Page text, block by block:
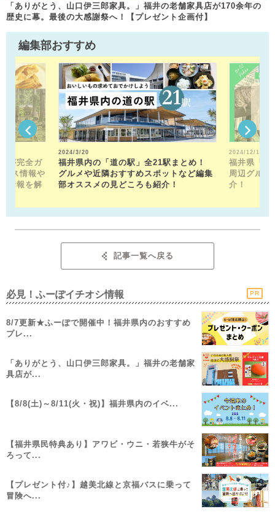
「ありがとう、山口伊三郎家具。」福井の老舗家具店が170余年の
歴史に幕。最後の大感謝祭へ！【プレゼント企画付】
編集部おすすめ
が完全ガ
ス情報や
情報を解
2024/3/20
福井県内の「道の駅」全21駅まとめ！
グルメや近隣おすすめスポットなど編集
部オススメの見どころも紹介！
2024/12/13
福井県「福
周辺グル
介！
記事一覧へ戻る
必見！ふーぽイチオシ情報 PR
8/7更新★ふーぽで開催中！福井県内のおすすめ
プレ...
「ありがとう、山口伊三郎家具。」福井の老舗家
具店が...
【8/8(土)～8/11(火・祝)】福井県内のイベ...
【福井県民特典あり】アワビ・ウニ・若狭牛がそ
ろって...
【プレゼント付♪】越美北線と京福バスに乗って
冒険へ...